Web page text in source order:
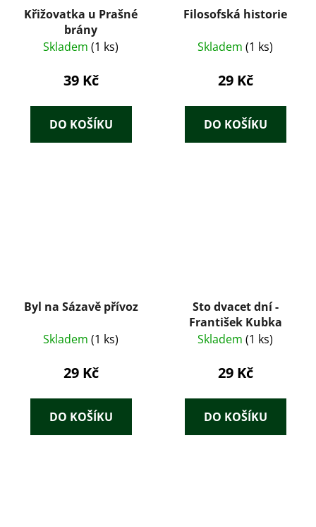
Křižovatka u Prašné
brány
Skladem (1 ks)
39 Kč
DO KOŠÍKU
Filosofská historie
Skladem (1 ks)
29 Kč
DO KOŠÍKU
Byl na Sázavě přívoz
Skladem (1 ks)
29 Kč
DO KOŠÍKU
Sto dvacet dní -
František Kubka
Skladem (1 ks)
29 Kč
DO KOŠÍKU